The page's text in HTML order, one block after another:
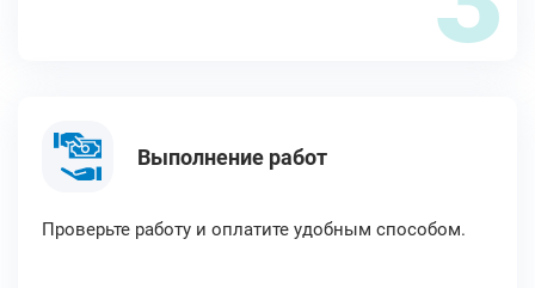
Выполнение работ
Проверьте работу и оплатите удобным способом.